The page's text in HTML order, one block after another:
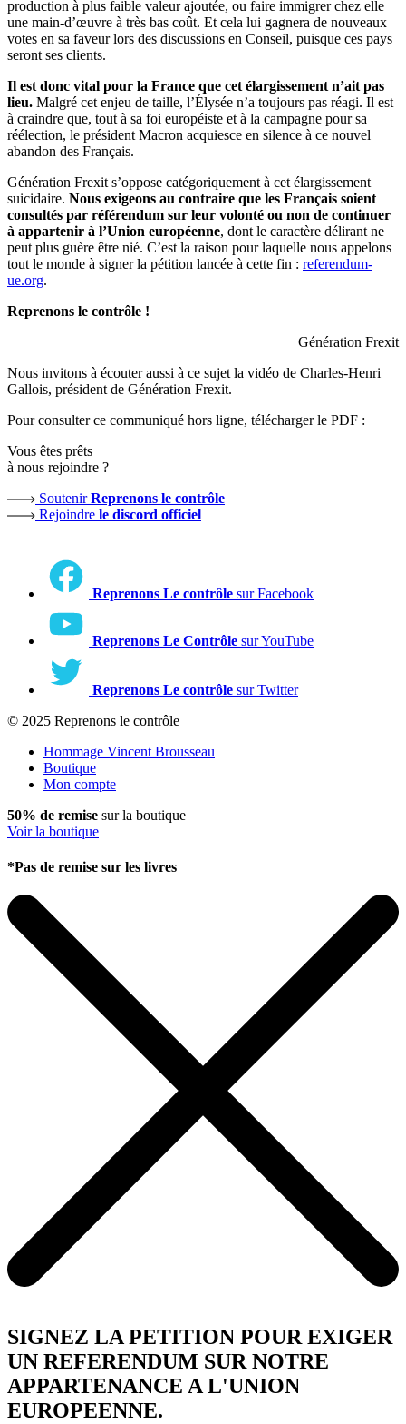
production à plus faible valeur ajoutée, ou faire immigrer chez elle
une main-d’œuvre à très bas coût. Et cela lui gagnera de nouveaux
votes en sa faveur lors des discussions en Conseil, puisque ces pays
seront ses clients.
Il est donc vital pour la France que cet élargissement n’ait pas
lieu. Malgré cet enjeu de taille, l’Élysée n’a toujours pas réagi. Il est
à craindre que, tout à sa foi européiste et à la campagne pour sa
réélection, le président Macron acquiesce en silence à ce nouvel
abandon des Français.
Génération Frexit s’oppose catégoriquement à cet élargissement
suicidaire. Nous exigeons au contraire que les Français soient
consultés par référendum sur leur volonté ou non de continuer
à appartenir à l’Union européenne, dont le caractère délirant ne
peut plus guère être nié. C’est la raison pour laquelle nous appelons
tout le monde à signer la pétition lancée à cette fin : referendum-
ue.org.
Reprenons le contrôle !
Génération Frexit
Nous invitons à écouter aussi à ce sujet la vidéo de Charles-Henri
Gallois, président de Génération Frexit.
Pour consulter ce communiqué hors ligne, télécharger le PDF :
Vous êtes prêts
à nous rejoindre ?
SoutenirReprenons le contrôle
Rejoindre le discord officiel
Reprenons Le contrôle sur Facebook
Reprenons Le Contrôle sur YouTube
Reprenons Le contrôle sur Twitter
© 2025 Reprenons le contrôle
Hommage Vincent Brousseau
Boutique
Mon compte
50% de remise sur la boutique
Voir la boutique
*Pas de remise sur les livres
SIGNEZ LA PETITION POUR EXIGER
UN REFERENDUM SUR NOTRE
APPARTENANCE A L'UNION
EUROPEENNE.